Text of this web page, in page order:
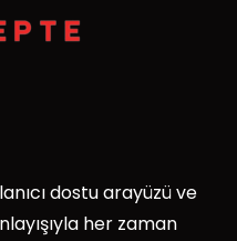
dostu arayüzü ve
her zaman